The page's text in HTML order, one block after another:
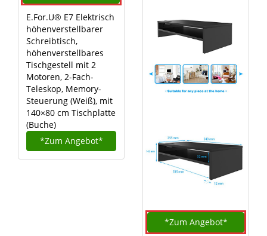
E.For.U® E7 Elektrisch
höhenverstellbarer
Schreibtisch,
höhenverstellbares
Tischgestell mit 2
Motoren, 2-Fach-
Teleskop, Memory-
Steuerung (Weiß), mit
140×80 cm Tischplatte
(Buche)
*Zum Angebot*
*Zum Angebot*